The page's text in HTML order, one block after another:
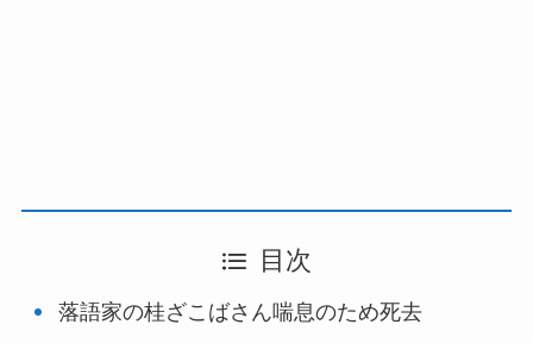
目次
落語家の桂ざこばさん喘息のため死去